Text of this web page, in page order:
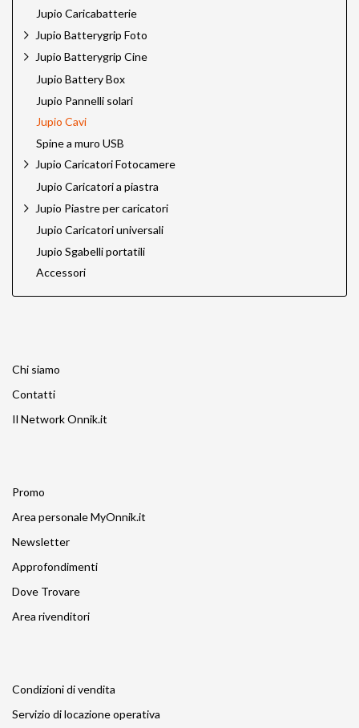
Jupio Caricabatterie
Jupio Batterygrip Foto
Jupio Batterygrip Cine
Jupio Battery Box
Jupio Pannelli solari
Jupio Cavi
Spine a muro USB
Jupio Caricatori Fotocamere
Jupio Caricatori a piastra
Jupio Piastre per caricatori
Jupio Caricatori universali
Jupio Sgabelli portatili
Accessori
Chi siamo
Contatti
Il Network Onnik.it
Promo
Area personale MyOnnik.it
Newsletter
Approfondimenti
Dove Trovare
Area rivenditori
Condizioni di vendita
Servizio di locazione operativa